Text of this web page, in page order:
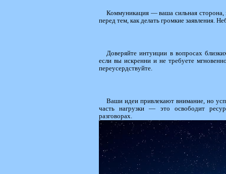
Коммуникация — ваша сильная сторона,
перед тем, как делать громкие заявления.
Доверяйте интуиции в вопросах
если вы искренни и не требуете
переусердствуйте.
Ваши идеи привлекают внимание, но
часть нагрузки — это освободит
разговорах.